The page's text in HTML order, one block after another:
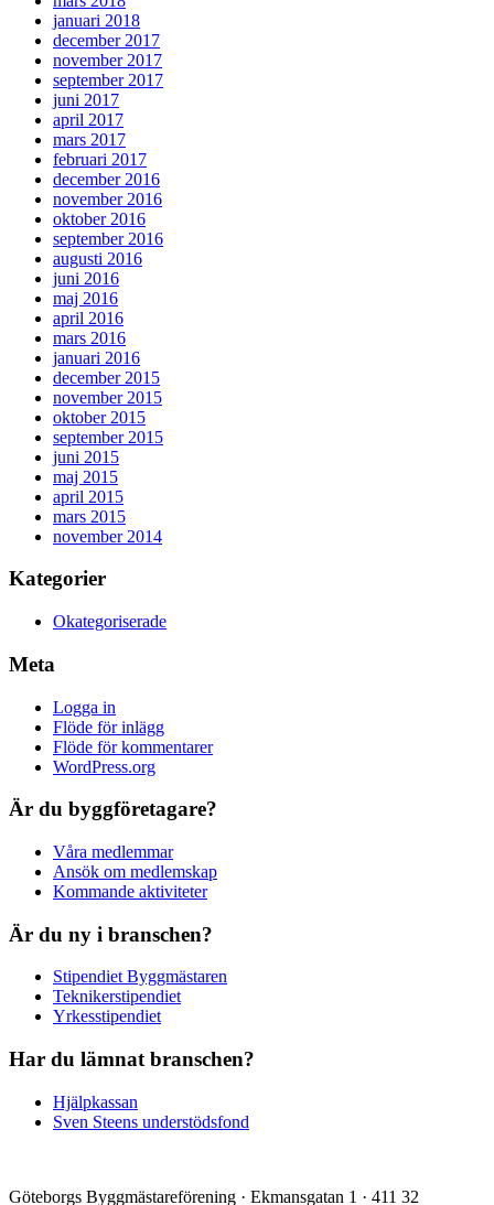
januari 2018
december 2017
november 2017
september 2017
juni 2017
april 2017
mars 2017
februari 2017
december 2016
november 2016
oktober 2016
september 2016
augusti 2016
juni 2016
maj 2016
april 2016
mars 2016
januari 2016
december 2015
november 2015
oktober 2015
september 2015
juni 2015
maj 2015
april 2015
mars 2015
november 2014
Kategorier
Okategoriserade
Meta
Logga in
Flöde för inlägg
Flöde för kommentarer
WordPress.org
Är du byggföretagare?
Våra medlemmar
Ansök om medlemskap
Kommande aktiviteter
Är du ny i branschen?
Stipendiet Byggmästaren
Teknikerstipendiet
Yrkesstipendiet
Har du lämnat branschen?
Hjälpkassan
Sven Steens understödsfond
Göteborgs Byggmästareförening · Ekmansgatan 1 · 411 32